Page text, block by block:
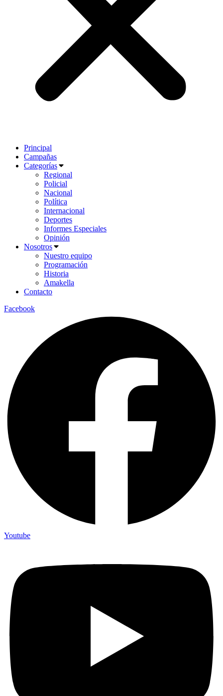
Principal
Campañas
Categorías
Regional
Policial
Nacional
Política
Internacional
Deportes
Informes Especiales
Opinión
Nosotros
Nuestro equipo
Programación
Historia
Amakella
Contacto
Facebook
Youtube